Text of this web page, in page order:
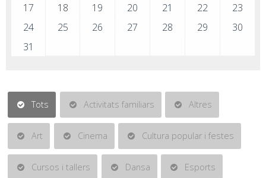
17
18 19 20 21 22
23
24
25 26 27 28 29
30
31
Tots Activitats familiars Altres
Art Cinema Cultura popular i festes
Cursos i tallers Dansa Esports